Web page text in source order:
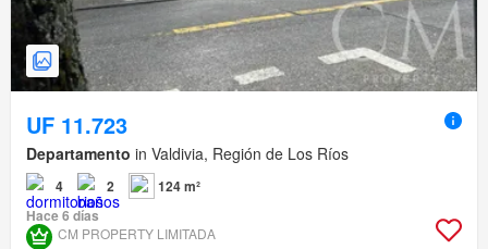
UF 11.723
Departamento in Valdivia, Región de Los Ríos
4 2
124 m²
Hace 6 días
CM PROPERTY LIMITADA